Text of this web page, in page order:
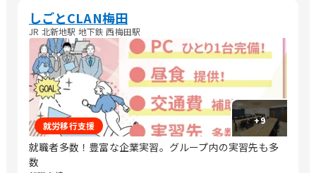
しごとCLAN梅田
JR 北新地駅 地下鉄 西梅田駅
+9
就労移行支援
就職者多数！豊富な企業実習。グループ内の実習先も多
数